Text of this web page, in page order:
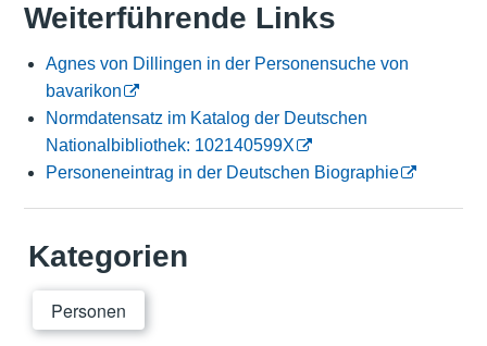
Weiterführende Links
Agnes von Dillingen in der Personensuche von
bavarikon
Normdatensatz im Katalog der Deutschen
Nationalbibliothek: 102140599X
Personeneintrag in der Deutschen Biographie
Kategorien
Personen